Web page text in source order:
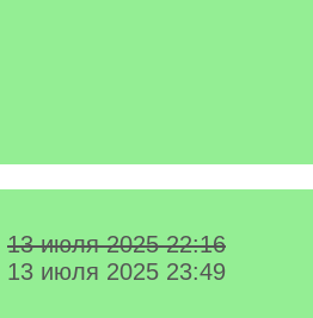
13 июля 2025 22:16
13 июля 2025 23:49